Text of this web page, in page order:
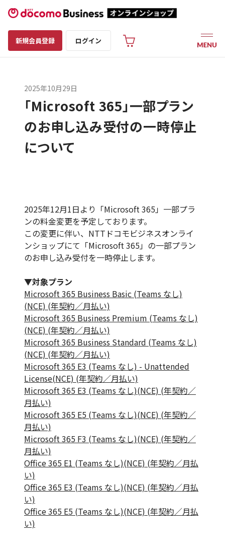
新規会員登録 ログイン
2025年10月29日
「Microsoft 365」一部プラン
のお申し込み受付の一時停止
について
2025年12月1日より「Microsoft 365」一部プラ
ンの料金変更を予定しております。
この変更に伴い、NTTドコモビジネスオンライ
ンショップにて「Microsoft 365」の一部プラン
のお申し込み受付を一時停止します。
▼対象プラン
Microsoft 365 Business Basic (Teams なし)
(NCE) (年契約／月払い)
Microsoft 365 Business Premium (Teams なし)
(NCE) (年契約／月払い)
Microsoft 365 Business Standard (Teams なし)
(NCE) (年契約／月払い)
Microsoft 365 E3 (Teams なし) - Unattended
License(NCE) (年契約／月払い)
Microsoft 365 E3 (Teams なし)(NCE) (年契約／
月払い)
Microsoft 365 E5 (Teams なし)(NCE) (年契約／
月払い)
Microsoft 365 F3 (Teams なし)(NCE) (年契約／
月払い)
Office 365 E1 (Teams なし)(NCE) (年契約／月払
い)
Office 365 E3 (Teams なし)(NCE) (年契約／月払
い)
Office 365 E5 (Teams なし)(NCE) (年契約／月払
い)